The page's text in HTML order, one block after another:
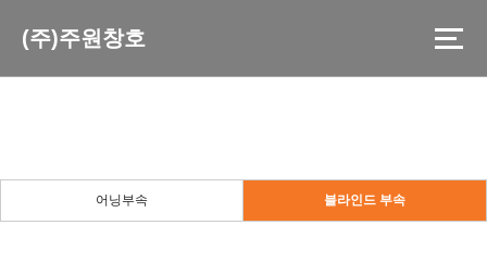
(주)주원창호
어닝부속 블라인드 부속